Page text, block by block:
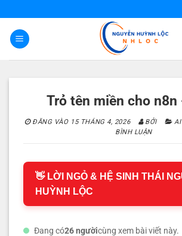
nội
dung
Trỏ tên miền cho n8n
ĐĂNG VÀO 15 THÁNG 4, 2026 BỞI
BÌNH LUẬN
👋 LỜI NGỎ & HỆ SINH THÁI
HUỲNH LỘC
Đang có26 ngườicùng xem bài viết này.